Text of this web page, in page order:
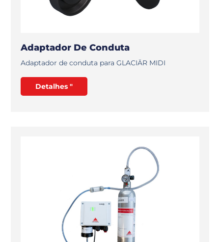
Adaptador De Conduta
Adaptador de conduta para GLACIÄR MIDI
Detalhes "